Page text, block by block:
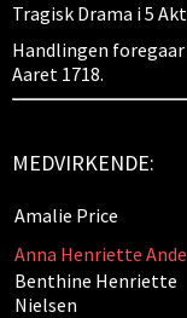
Tragisk Drama i 5
Handlingen
Aaret 1718.
MEDVIRKENDE:
Amalie Price
Anna Henriette
Benthine Henriette
Nielsen